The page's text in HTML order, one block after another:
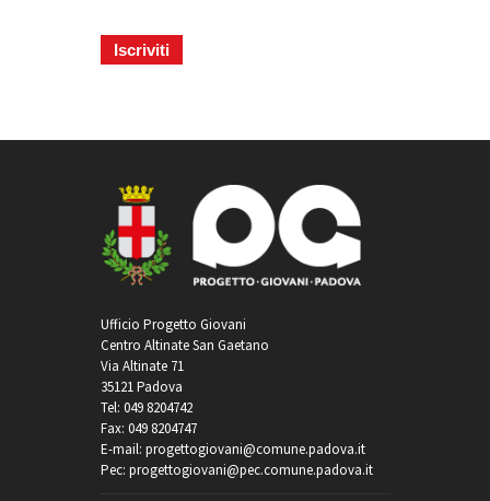
Ufficio Progetto Giovani
Centro Altinate San Gaetano
Via Altinate 71
35121 Padova
Tel: 049 8204742
Fax: 049 8204747
E-mail: progettogiovani@comune.padova.it
Pec: progettogiovani@pec.comune.padova.it